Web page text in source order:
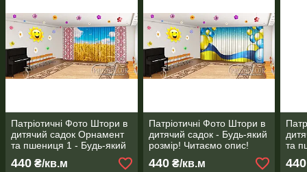
Патріотичні Фото Штори в
дитячий садок Орнамент
та пшениця 1 - Будь-який
440 ₴/кв.м
Патріотичні Фото Штори в
дитячий садок - Будь-який
розмір! Читаємо опис!
440₴/кв.м
та
440